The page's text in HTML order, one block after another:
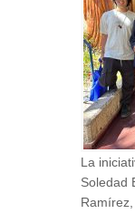
La
Soledad